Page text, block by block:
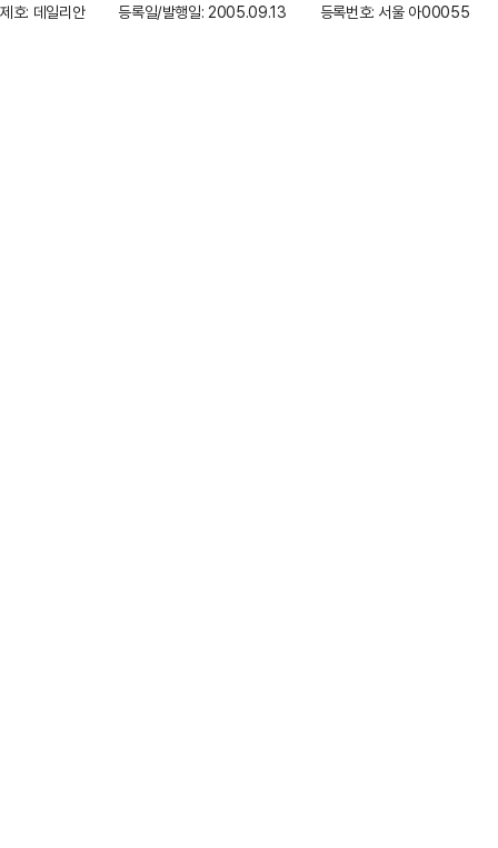
제호: 데일리안
등록일/발행일: 2005.09.13 등록번호: 서울 아00055